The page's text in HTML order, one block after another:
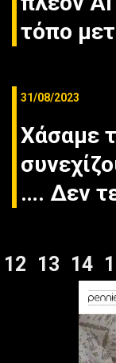
τόπο
31/08/2023
Χάσαμε
…. Δεν
12 13 14